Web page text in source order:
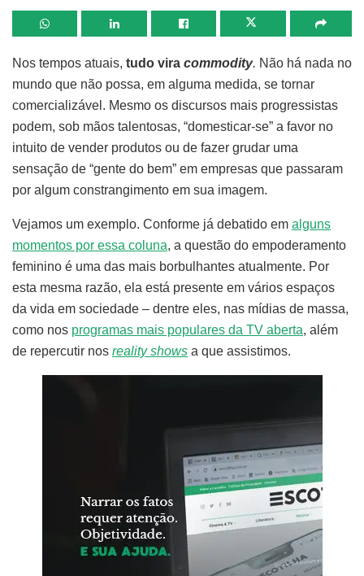
Nos tempos atuais, tudo vira commodity. Não há nada no
mundo que não possa, em alguma medida, se tornar
comercializável. Mesmo os discursos mais progressistas
podem, sob mãos talentosas, “domesticar-se” a favor no
intuito de vender produtos ou de fazer grudar uma
sensação de “gente do bem” em empresas que passaram
por algum constrangimento em sua imagem.
Vejamos um exemplo. Conforme já debatido em alguns
momentos por essa coluna, a questão do empoderamento
feminino é uma das mais borbulhantes atualmente. Por
esta mesma razão, ela está presente em vários espaços
da vida em sociedade – dentre eles, nas mídias de massa,
como nos programas mais populares da TV aberta, além
de repercutir nos reality shows a que assistimos.